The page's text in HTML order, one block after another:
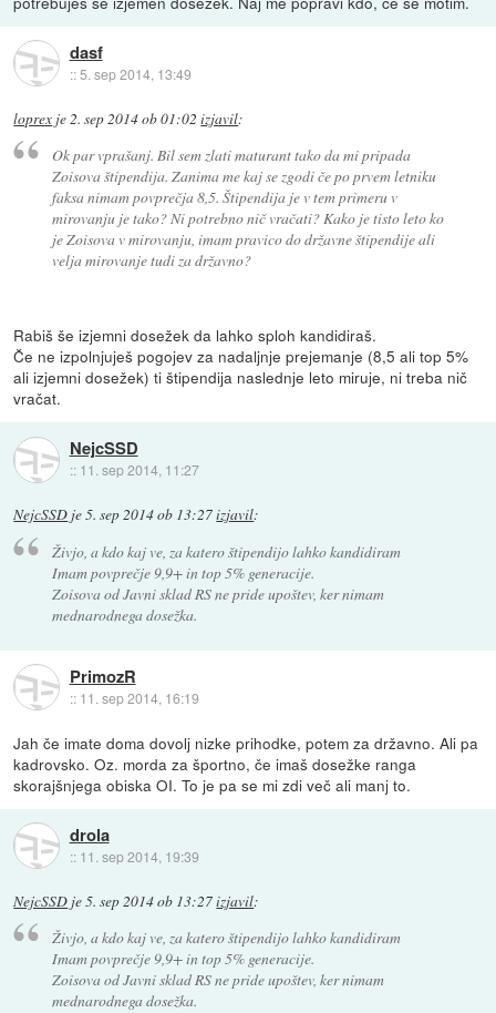
dasf
::5. sep 2014, 13:49
loprex je 2. sep 2014 ob 01:02 izjavil:
Ok par vprašanj. Bil sem zlati maturant tako da mi pripada
Zoisova štipendija. Zanima me kaj se zgodi če po prvem letniku
faksa nimam povprečja 8,5. Štipendija je v tem primeru v
mirovanju je tako? Ni potrebno nič vračati? Kako je tisto leto ko
je Zoisova v mirovanju, imam pravico do državne štipendije ali
velja mirovanje tudi za državno?
Rabiš še izjemni dosežek da lahko sploh kandidiraš.
Če ne izpolnjuješ pogojev za nadaljnje prejemanje (8,5 ali top 5%
ali izjemni dosežek) ti štipendija naslednje leto miruje, ni treba nič
vračat.
NejcSSD
:: 11. sep 2014, 11:27
NejcSSD je5. sep 2014 ob 13:27izjavil:
Živjo, a kdo kaj ve, za katero štipendijo lahko kandidiram
Imam povprečje 9,9+ in top 5% generacije.
Zoisova od Javni sklad RS ne pride upoštev, ker nimam
mednarodnega dosežka.
PrimozR
:: 11. sep 2014, 16:19
Jah če imate doma dovolj nizke prihodke, potem za državno. Ali pa
kadrovsko. Oz. morda za športno, če imaš dosežke ranga
skorajšnjega obiska OI. To je pa se mi zdi več ali manj to.
drola
:: 11. sep 2014, 19:39
NejcSSD je5. sep 2014 ob 13:27izjavil:
Živjo, a kdo kaj ve, za katero štipendijo lahko kandidiram
Imam povprečje 9,9+ in top 5% generacije.
Zoisova od Javni sklad RS ne pride upoštev, ker nimam
mednarodnega dosežka.